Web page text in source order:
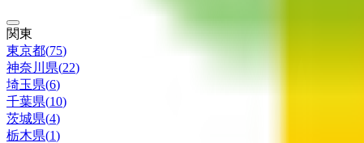
関東
東京都(75)
神奈川県(22)
埼玉県(6)
千葉県(10)
茨城県(4)
栃木県(1)